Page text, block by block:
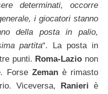
determinati, occorre
i giocatori stanno
della posta in palio,
partita“. La posta in
punti. Roma-Lazio non
Forse Zeman è rimasto
Viceversa,
Ranieri è